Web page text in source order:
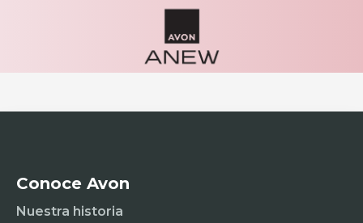
Conoce Avon
Nuestra historia